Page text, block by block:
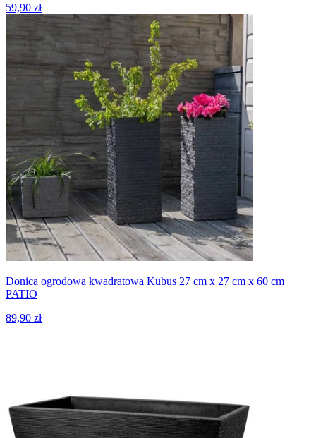
59,90 zł
Donica ogrodowa kwadratowa Kubus 27 cm x 27 cm x 60 cm
PATIO
89,90 zł